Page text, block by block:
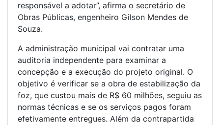
responsável a adotar”, afirma o secretário de
Obras Públicas, engenheiro Gilson Mendes de
Souza.
A administração municipal vai contratar uma
auditoria independente para examinar a
concepção e a execução do projeto original. O
objetivo é verificar se a obra de estabilização da
foz, que custou mais de R$ 60 milhões, seguiu as
normas técnicas e se os serviços pagos foram
efetivamente entregues. Além da contrapartida